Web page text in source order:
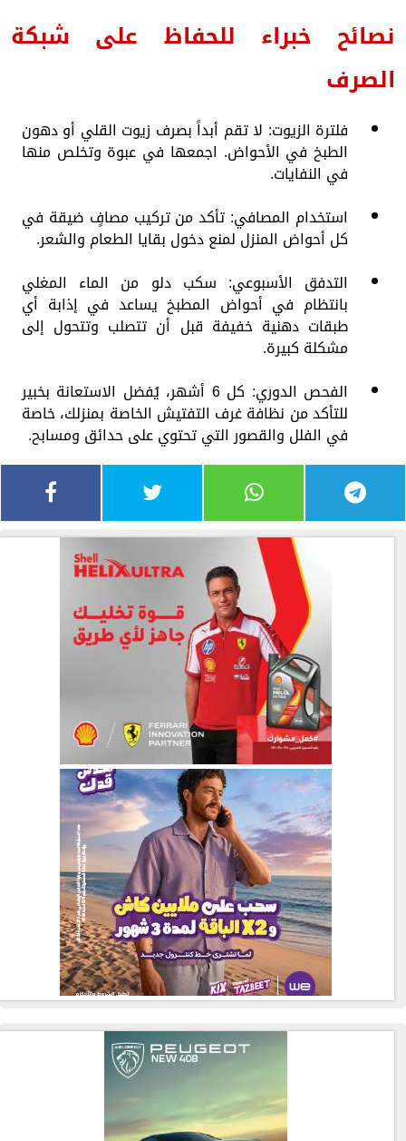
نصائح خبراء للحفاظ على شبكة
الصرف
فلترة الزيوت: لا تقم أبداً بصرف زيوت القلي أو دهون
الطبخ في الأحواض. اجمعها في عبوة وتخلص منها
في النفايات.
استخدام المصافي: تأكد من تركيب مصافٍ ضيقة في
كل أحواض المنزل لمنع دخول بقايا الطعام والشعر.
التدفق الأسبوعي: سكب دلو من الماء المغلي
بانتظام في أحواض المطبخ يساعد في إذابة أي
طبقات دهنية خفيفة قبل أن تتصلب وتتحول إلى
مشكلة كبيرة.
الفحص الدوري: كل 6 أشهر، يُفضل الاستعانة بخبير
للتأكد من نظافة غرف التفتيش الخاصة بمنزلك، خاصة
في الفلل والقصور التي تحتوي على حدائق ومسابح.